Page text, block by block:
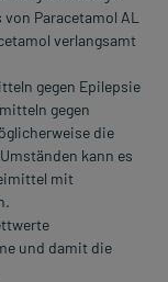
Paracetamol AL
verlangsamt
gegen Epilepsie
gegen
die
kann es
mit
und damit die